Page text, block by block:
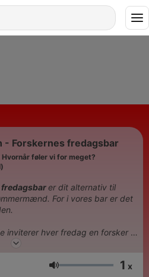
- Forskernes fredagsbar
føler vi for meget?
fredagsbarer dit alternativ til
For i vores bar er det
inviterer hver fredag en forsker i
weekenden.
til stjernetåger. Undervejs
Lydstyrke 1 x